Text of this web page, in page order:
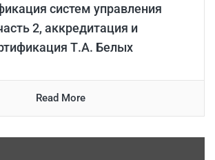
систем управления
2, аккредитация и
Т.А. Белых
Read More